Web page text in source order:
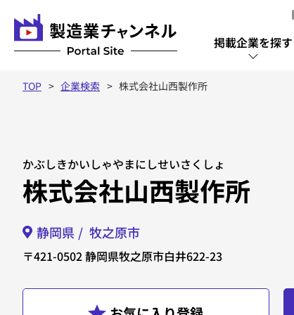
掲載企業を探す
掲載企業一覧
TOP 企業検索 株式会社山西製作所
かぶしきかいしゃやまにしせいさくしょ
株式会社山西製作所
静岡県 牧之原市
〒421-0502静岡県牧之原市白井622-23